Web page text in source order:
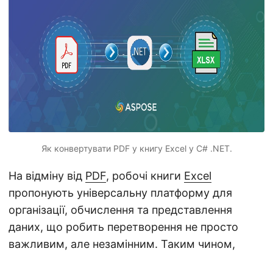
Як конвертувати PDF у книгу Excel у C# .NET.
На відміну від PDF, робочі книги Excel
пропонують універсальну платформу для
організації, обчислення та представлення
даних, що робить перетворення не просто
важливим, але незамінним. Таким чином,